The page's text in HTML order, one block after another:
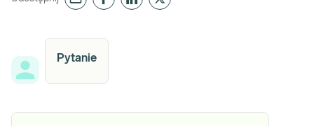
Pytanie